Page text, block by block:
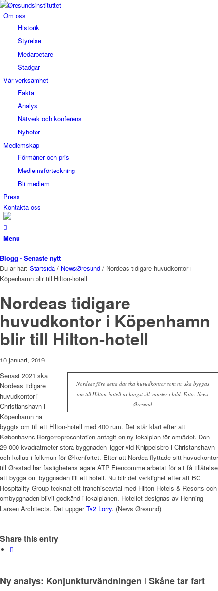
Om oss
Historik
Styrelse
Medarbetare
Stadgar
Vår verksamhet
Fakta
Analys
Nätverk och konferens
Nyheter
Medlemskap
Förmåner och pris
Medlemsförteckning
Bli medlem
Press
Kontakta oss
Menu
Blogg - Senaste nytt
Du är här: Startsida / NewsØresund / Nordeas tidigare huvudkontor i
Köpenhamn blir till Hilton-hotell
Nordeas tidigare
huvudkontor i Köpenhamn
blir till Hilton-hotell
10 januari, 2019
Nordeas före detta danska huvudkontor som nu ska byggas
om till Hilton-hotell är längst till vänster i bild. Foto: News
Øresund
Senast 2021 ska
Nordeas tidigare
huvudkontor i
Christianshavn i
Köpenhamn ha
byggts om till ett Hilton-hotell med 400 rum. Det står klart efter att
Københavns Borgerrepresentation antagit en ny lokalplan för området. Den
29 000 kvadratmeter stora byggnaden ligger vid Knippelsbro i Christanshavn
och kollas i folkmun för Ørkenfortet. Efter att Nordea flyttade sitt huvudkontor
till Ørestad har fastighetens ägare ATP Eiendomme arbetat för att få tillåtelse
att bygga om byggnaden till ett hotell. Nu blir det verklighet efter att BC
Hospitality Group tecknat ett franchiseavtal med Hilton Hotels & Resorts och
ombyggnaden blivit godkänd i lokalplanen. Hotellet designas av Henning
Larsen Architects. Det uppgerTv2 Lorry. (News Øresund)
Share this entry
Ny analys: Konjunkturvändningen i Skåne tar fart